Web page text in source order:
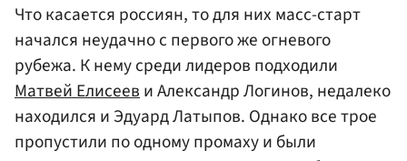
Что касается россиян, то для них масс-старт
начался неудачно с первого же огневого
рубежа. К нему среди лидеров подходили
Матвей Елисееви Александр Логинов, недалеко
находился и Эдуард Латыпов. Однако все трое
пропустили по одному промаху и были